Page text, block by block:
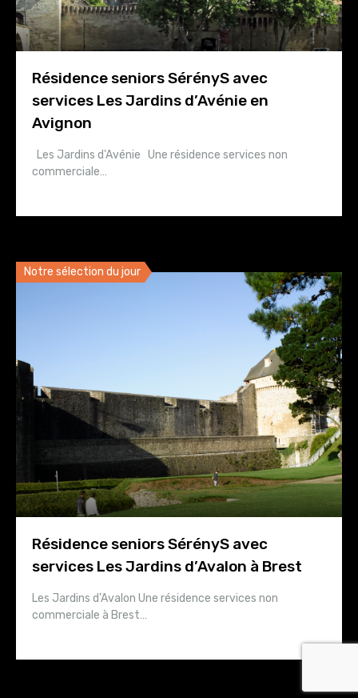
Résidence seniors SérényS avec
services Les Jardins d’Avénie en
Avignon
Les Jardins d’Avénie Une résidence services non
commerciale…
Notre sélection du jour
Résidence seniors SérényS avec
services Les Jardins d’Avalon à Brest
Les Jardins d’Avalon Une résidence services non
commerciale à Brest…